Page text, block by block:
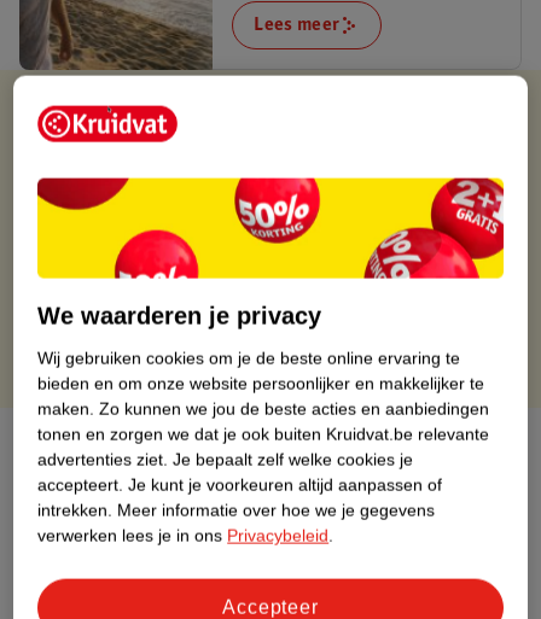
Lees meer
Kruidvat is altijd voordelig
Op werkdagen voor 22:00 uur besteld, volgende dag in huis
Gratis thuisbezorgd vanaf 50.00
Gratis retourneren binnen 30 dagen
Over dit product
Productinformatie
Etiketinformatie
We waarderen je privacy
Wij gebruiken cookies om je de beste online ervaring te
bieden en om onze website persoonlijker en makkelijker te
maken. Zo kunnen we jou de beste acties en aanbiedingen
tonen en zorgen we dat je ook buiten Kruidvat.be relevante
advertenties ziet. Je bepaalt zelf welke cookies je
accepteert. Je kunt je voorkeuren altijd aanpassen of
intrekken. Meer informatie over hoe we je gegevens
verwerken lees je in ons Privacybeleid.
Accepteer